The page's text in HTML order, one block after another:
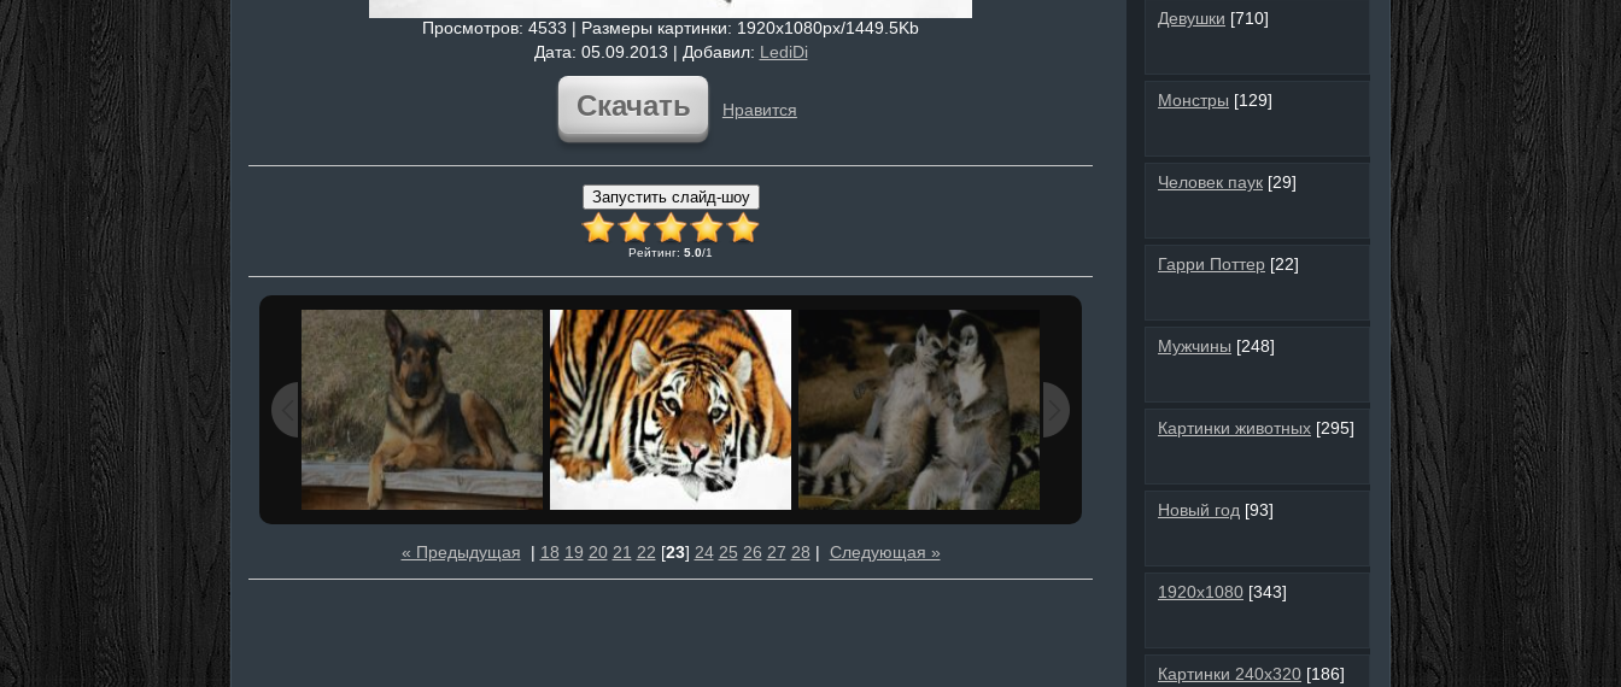
Просмотров: 4533 | Размеры картинки: 1920x1080px/1449.5Kb
Дата: 05.09.2013 | Добавил: LediDi
Скачать Нравится
Рейтинг: 5.0/1
« Предыдущая | 18 19 20 21 22 [23] 24 25 26 27 28 | Следующая »
Девушки [710]
Монстры [129]
Человек паук [29]
Гарри Поттер [22]
Мужчины [248]
Картинки животных [295]
Новый год [93]
1920х1080 [343]
Картинки 240х320 [186]